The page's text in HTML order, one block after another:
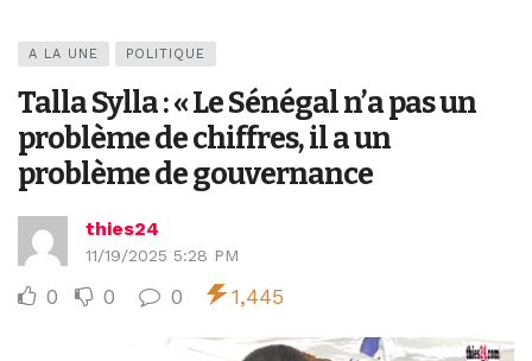
A LA UNE POLITIQUE
Talla Sylla : « Le Sénégal n’a pas un
problème de chiffres, il a un
problème de gouvernance
thies24
11/19/2025 5:28 PM
0 0 0 1,445